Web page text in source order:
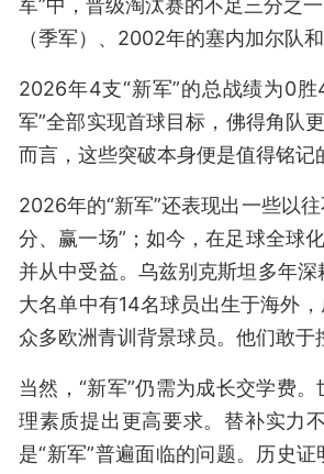
军”中，晋级淘汰赛的不足三分之
（季军）、2002年的塞内加尔队
2026年4支“新军”的总战绩为0
军”全部实现首球目标，佛得角队
而言，这些突破本身便是值得铭记
2026年的“新军”还表现出一些以
分、赢一场”；如今，在足球全球
并从中受益。乌兹别克斯坦多年
大名单中有14名球员出生于海外
众多欧洲青训背景球员。他们敢于
当然，“新军”仍需为成长交学费
理素质提出更高要求。替补实力
是“新军”普遍面临的问题。历史